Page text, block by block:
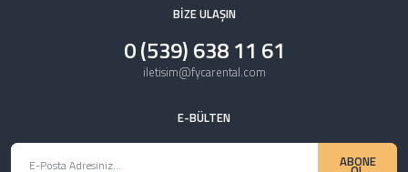
BİZE ULAŞIN
0 (539) 638 11 61
iletisim@fycarental.com
E-BÜLTEN
ABONE